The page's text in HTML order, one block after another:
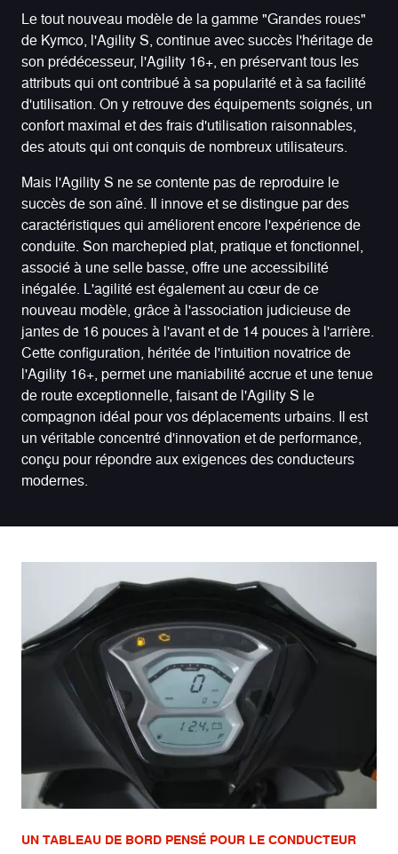
Le tout nouveau modèle de la gamme "Grandes roues"
de Kymco, l'Agility S, continue avec succès l'héritage de
son prédécesseur, l'Agility 16+, en préservant tous les
attributs qui ont contribué à sa popularité et à sa facilité
d'utilisation. On y retrouve des équipements soignés, un
confort maximal et des frais d'utilisation raisonnables,
des atouts qui ont conquis de nombreux utilisateurs.
Mais l'Agility S ne se contente pas de reproduire le
succès de son aîné. Il innove et se distingue par des
caractéristiques qui améliorent encore l'expérience de
conduite. Son marchepied plat, pratique et fonctionnel,
associé à une selle basse, offre une accessibilité
inégalée. L'agilité est également au cœur de ce
nouveau modèle, grâce à l'association judicieuse de
jantes de 16 pouces à l'avant et de 14 pouces à l'arrière.
Cette configuration, héritée de l'intuition novatrice de
l'Agility 16+, permet une maniabilité accrue et une tenue
de route exceptionnelle, faisant de l'Agility S le
compagnon idéal pour vos déplacements urbains. Il est
un véritable concentré d'innovation et de performance,
conçu pour répondre aux exigences des conducteurs
modernes.
UN TABLEAU DE BORD PENSÉ POUR LE CONDUCTEUR